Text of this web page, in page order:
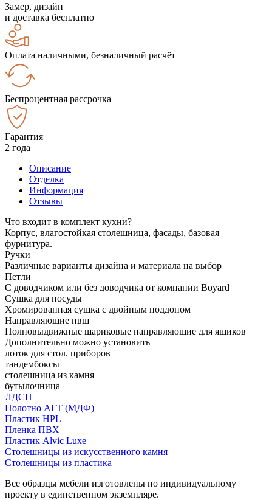
Замер, дизайн
и доставка бесплатно
Оплата наличными, безналичный расчёт
Беспроцентная рассрочка
Гарантия
2 года
Описание
Отделка
Информация
Отзывы
Что входит в комплект кухни?
Корпус, влагостойкая столешница, фасады, базовая
фурнитура.
Ручки
Различные варианты дизайна и материала на выбор
Петли
С доводчиком или без доводчика от компании Boyard
Сушка для посуды
Хромированная сушка с двойным поддоном
Направляющие пвш
Полновыдвижные шариковые направляющие для ящиков
Дополнительно можно установить
лоток для стол. приборов
тандембоксы
столешница из камня
бутылочница
ЛДСП
Полотно АГТ (МДФ)
Пластик HPL
Пленка ПВХ
Пластик Alvic Luxe
Столешницы из искусственного камня
Столешницы из пластика
Все образцы мебели изготовлены по индивидуальному
проекту в единственном экземпляре.